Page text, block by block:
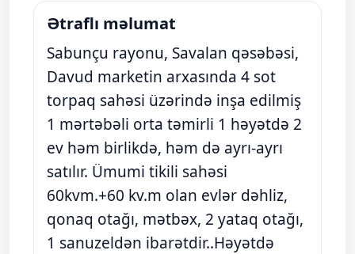
Ətraflı məlumat
Sabunçu rayonu, Savalan qəsəbəsi,
Davud marketin arxasında 4 sot
torpaq sahəsi üzərində inşa edilmiş
1 mərtəbəli orta təmirli 1 həyətdə 2
ev həm birlikdə, həm də ayrı-ayrı
satılır. Ümumi tikili sahəsi
60kvm.+60 kv.m olan evlər dəhliz,
qonaq otağı, mətbəx, 2 yataq otağı,
1 sanuzeldən ibarətdir..Həyətdə